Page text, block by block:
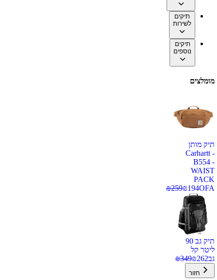
תיקים
לשירות
תיקים
נוספים
מומלצים
תיק מותן
Carhartt -
B554 -
WAIST
PACK
OFA
₪194
₪259
תיק גב 90
ליטר קל
גב
₪262
₪349
חזור